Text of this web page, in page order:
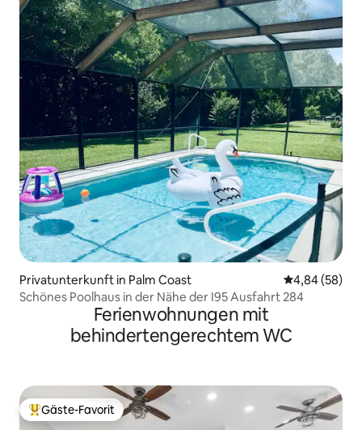
Privatunterkunft in Palm Coast
4,84 (58)
Schönes Poolhaus in der Nähe der I95 Ausfahrt 284
Ferienwohnungen mit
behindertengerechtem WC
Beliebter Gäste-Favorit.
Gäste-Favorit